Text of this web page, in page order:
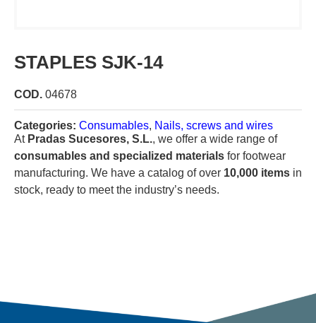
STAPLES SJK-14
COD. 04678
Categories: Consumables, Nails, screws and wires
At Pradas Sucesores, S.L., we offer a wide range of
consumables and specialized materials for footwear
manufacturing. We have a catalog of over 10,000 items in
stock, ready to meet the industry’s needs.